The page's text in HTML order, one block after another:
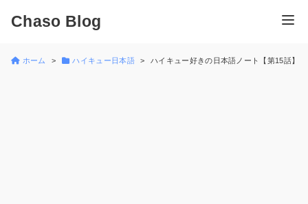
Chaso Blog
ホーム ハイキュー日本語 ハイキュー好きの日本語ノート【第15話】